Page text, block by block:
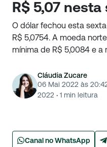
R$ 5,07 nesta
O dólar fechou esta
R$ 5,0754. A moeda
mínima de R$ 5,0084 e a
Cláudia Zucare
06 Mai 2022 às
2022 · 1 min leitura
Canal no WhatsApp